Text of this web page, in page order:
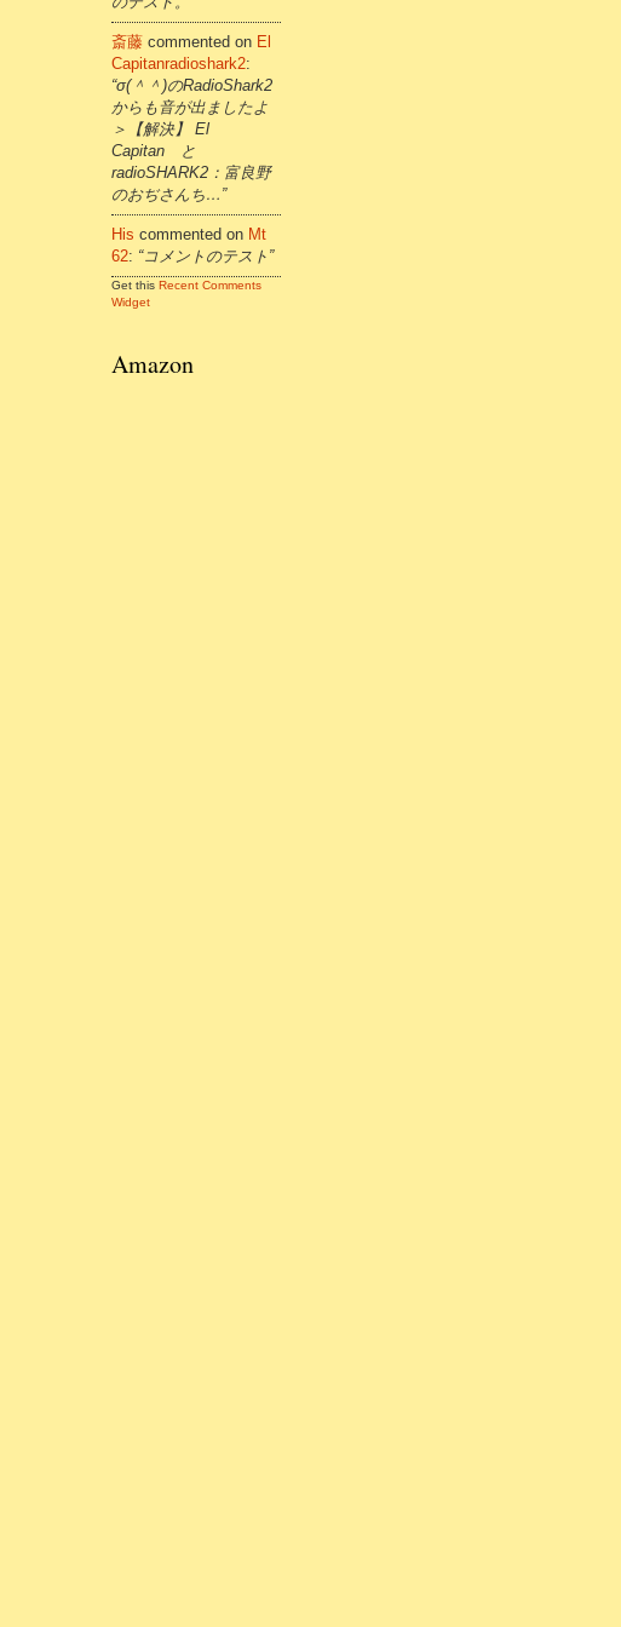
斎藤 commented on El
Capitanradioshark2:
“σ(＾＾)のRadioShark2
からも音が出ましたよ
＞【解決】 El
Capitan と
radioSHARK2：富良野
のおぢさんち…”
His commented on Mt
62: “コメントのテスト”
Get this Recent Comments
Widget
Amazon